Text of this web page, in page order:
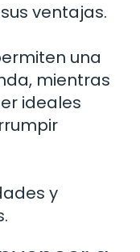
ventajas.
una
mientras
ideales
y